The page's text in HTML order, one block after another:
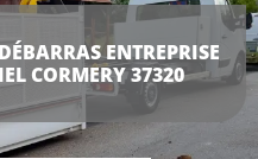
ENTREPRISE
CORMERY 37320